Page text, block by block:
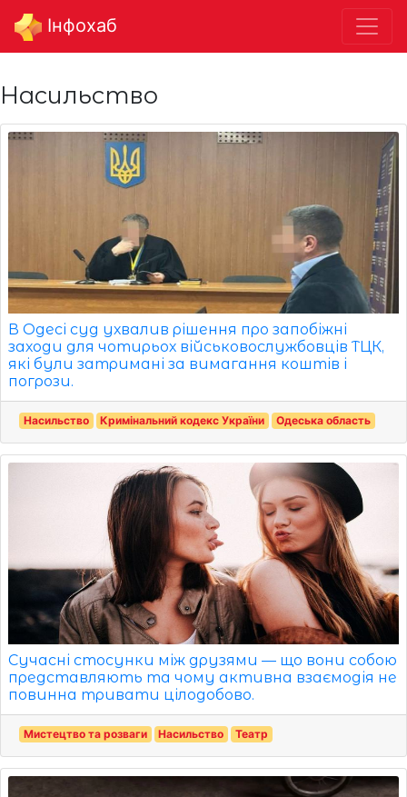
Інфохаб
Насильство
В Одесі суд ухвалив рішення про запобіжні
заходи для чотирьох військовослужбовців ТЦК,
які були затримані за вимагання коштів і
погрози.
Насильство Кримінальний кодекс України Одеська область
Сучасні стосунки між друзями — що вони собою
представляють та чому активна взаємодія не
повинна тривати цілодобово.
Мистецтво та розваги Насильство Театр